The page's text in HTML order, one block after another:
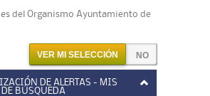
del Organismo Ayuntamiento de
VER MI SELECCIÓN
DE ALERTAS - MIS
BÚSQUEDA